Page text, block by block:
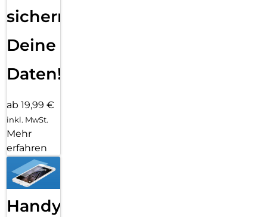
sichern
Deine
Daten!
ab 19,99 €
inkl. MwSt.
Mehr
erfahren
Handy